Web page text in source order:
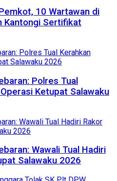
10 Wartawan di
Kantongi Sertifikat
Polres Tual
Ketupat Salawaku
Wawali Tual Hadiri
Salawaku 2026